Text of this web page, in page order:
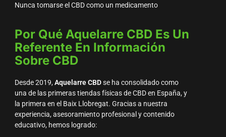
Nunca tomarse el CBD como un medicamento
Por Qué Aquelarre CBD Es Un
Referente En Información
Sobre CBD
Desde 2019,Aquelarre CBDse ha consolidado como
una de las primeras tiendas físicas de CBD en España, y
la primera en el Baix Llobregat. Gracias a nuestra
experiencia, asesoramiento profesional y contenido
educativo, hemos logrado: